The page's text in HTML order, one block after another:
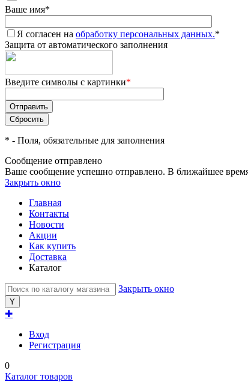
Ваше имя*
Я согласен на обработку персональных данных.*
Защита от автоматического заполнения
Введите символы с картинки*
* - Поля, обязательные для заполнения
Сообщение отправлено
Ваше сообщение успешно отправлено. В ближайшее
Закрыть окно
Главная
Контакты
Новости
Акции
Как купить
Доставка
Каталог
Закрыть окно
✚
Вход
Регистрация
0
Каталог товаров